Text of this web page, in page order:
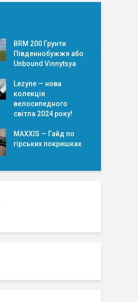
BRM 200 Грунти
Південнобужжя або
Unbound Vinnytsya
Lezyne — нова
колекція
велосипедного
світла 2024 року!
MAXXIS — Гайд по
гірських покришкаx